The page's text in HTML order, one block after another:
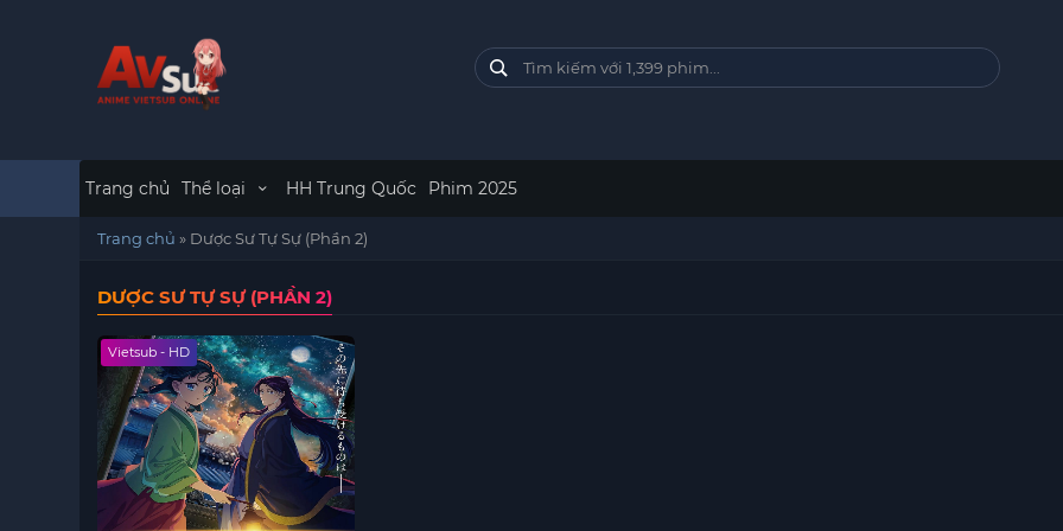
Trang chủ Thể loại HH Trung Quốc Phim 2025
Trang chủ » Dược Sư Tự Sự (Phần 2)
DƯỢC SƯ TỰ SỰ (PHẦN 2)
Vietsub - HD